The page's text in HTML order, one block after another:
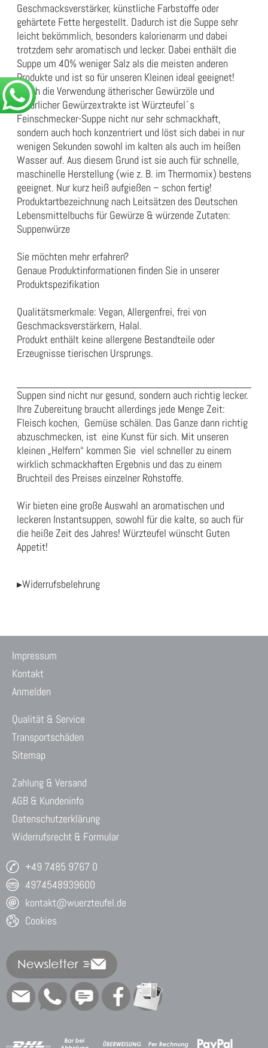
Geschmacksverstärker, künstliche Farbstoffe oder
gehärtete Fette hergestellt. Dadurch ist die Suppe sehr
leicht bekömmlich, besonders kalorienarm und dabei
trotzdem sehr aromatisch und lecker. Dabei enthält die
Suppe um 40% weniger Salz als die meisten anderen
Produkte und ist so für unseren Kleinen ideal geeignet!
Durch die Verwendung ätherischer Gewürzöle und
natürlicher Gewürzextrakte ist Würzteufel´s
Feinschmecker-Suppe nicht nur sehr schmackhaft,
sondern auch hoch konzentriert und löst sich dabei in nur
wenigen Sekunden sowohl im kalten als auch im heißen
Wasser auf. Aus diesem Grund ist sie auch für schnelle,
maschinelle Herstellung (wie z. B. im Thermomix) bestens
geeignet. Nur kurz heiß aufgießen – schon fertig!
Produktartbezeichnung nach Leitsätzen des Deutschen
Lebensmittelbuchs für Gewürze & würzende Zutaten:
Suppenwürze
Sie möchten mehr erfahren?
Genaue Produktinformationen finden Sie in unserer
Produktspezifikation
Qualitätsmerkmale: Vegan, Allergenfrei, frei von
Geschmacksverstärkern, Halal.
Produkt enthält keine allergene Bestandteile oder
Erzeugnisse tierischen Ursprungs.
Suppen sind nicht nur gesund, sondern auch richtig lecker.
Ihre Zubereitung braucht allerdings jede Menge Zeit:
Fleisch kochen, Gemüse schälen. Das Ganze dann richtig
abzuschmecken, ist eine Kunst für sich. Mit unseren
kleinen „Helfern“ kommen Sie viel schneller zu einem
wirklich schmackhaften Ergebnis und das zu einem
Bruchteil des Preises einzelner Rohstoffe.
Wir bieten eine große Auswahl an aromatischen und
leckeren Instantsuppen, sowohl für die kalte, so auch für
die heiße Zeit des Jahres! Würzteufel wünscht Guten
Appetit!
▸Widerrufsbelehrung
Impressum
Kontakt
Anmelden
Qualität & Service
Transportschäden
Sitemap
Zahlung & Versand
AGB & Kundeninfo
Datenschutzerklärung
Widerrufsrecht & Formular
+49 7485 9767 0
4974548939600
kontakt@wuerzteufel.de
Cookies